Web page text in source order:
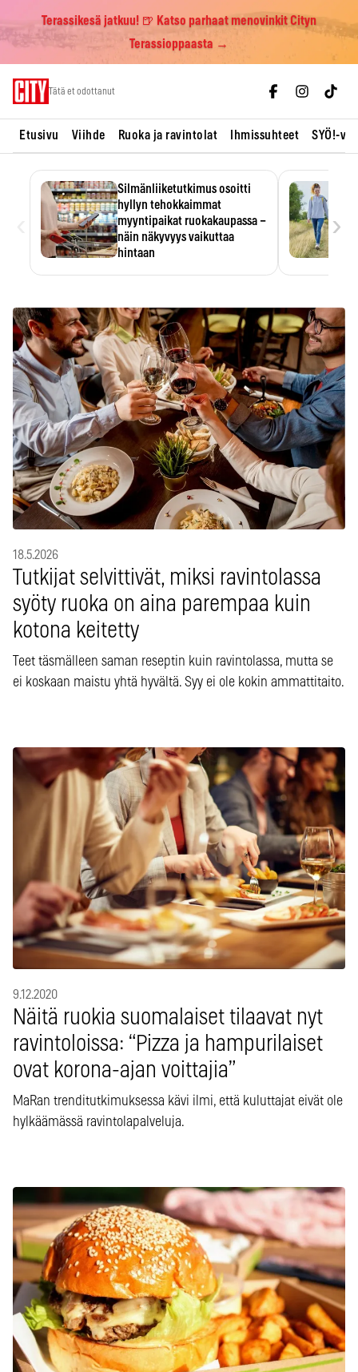
Terassikesä jatkuu! 🍺 Katso parhaat menovinkit Cityn
Terassioppaasta →
Tätä et odottanut
Etusivu Viihde Ruoka ja ravintolat Ihmissuhteet SYÖ!-
Silmänliiketutkimus osoitti
hyllyn tehokkaimmat
myyntipaikat ruokakaupassa –
näin näkyvyys vaikuttaa
hintaan
›
18.5.2026
Tutkijat selvittivät, miksi ravintolassa
syöty ruoka on aina parempaa kuin
kotona keitetty
Teet täsmälleen saman reseptin kuin ravintolassa, mutta se
ei koskaan maistu yhtä hyvältä. Syy ei ole kokin ammattitaito.
9.12.2020
Näitä ruokia suomalaiset tilaavat nyt
ravintoloissa: “Pizza ja hampurilaiset
ovat korona-ajan voittajia”
MaRan trenditutkimuksessa kävi ilmi, että kuluttajat eivät ole
hylkäämässä ravintolapalveluja.